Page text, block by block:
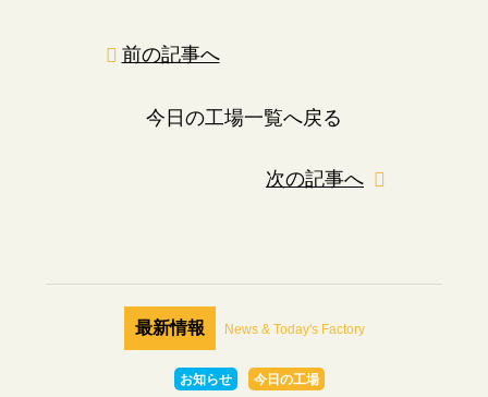
前の記事へ
今日の工場一覧へ戻る
次の記事へ
最新情報 News & Today's Factory
お知らせ 今日の工場